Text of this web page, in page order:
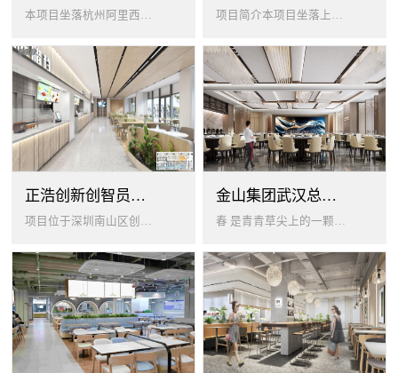
本项目坐落杭州阿里西溪园区8号楼一层，以绿色生机 + 年轻基因为核心，打造「活力聚场」复合型员工餐厅。兼顾多人群用餐需求... 项目简介本项目坐落上海闵行梅陇科技绿洲，以生态创艺食堂为设计核心，融合现代轻奢与自然生态，打造兼顾高效就餐、休闲社交、商...
正浩创新创智员工餐厅
项目位于深圳南山区创智云城，服务正浩企业全体员工及来访亲友，总建筑面积 1537㎡，室内座位 450 座、室外休闲外摆 ...
金山集团武汉总部员工食堂设计
春 是青青草尖上的一颗露珠夏 是粼波湖面中倒映的晚霞秋 是宁静山谷里的一片落叶冬 是白雪中屹立不倒的松柏... ...0...